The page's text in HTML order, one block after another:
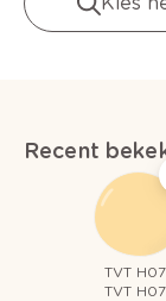
Recent
TVT
TVT